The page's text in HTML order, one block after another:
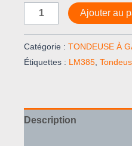
Ajouter au
Catégorie : TONDEUSE À
Étiquettes : LM385,
Description